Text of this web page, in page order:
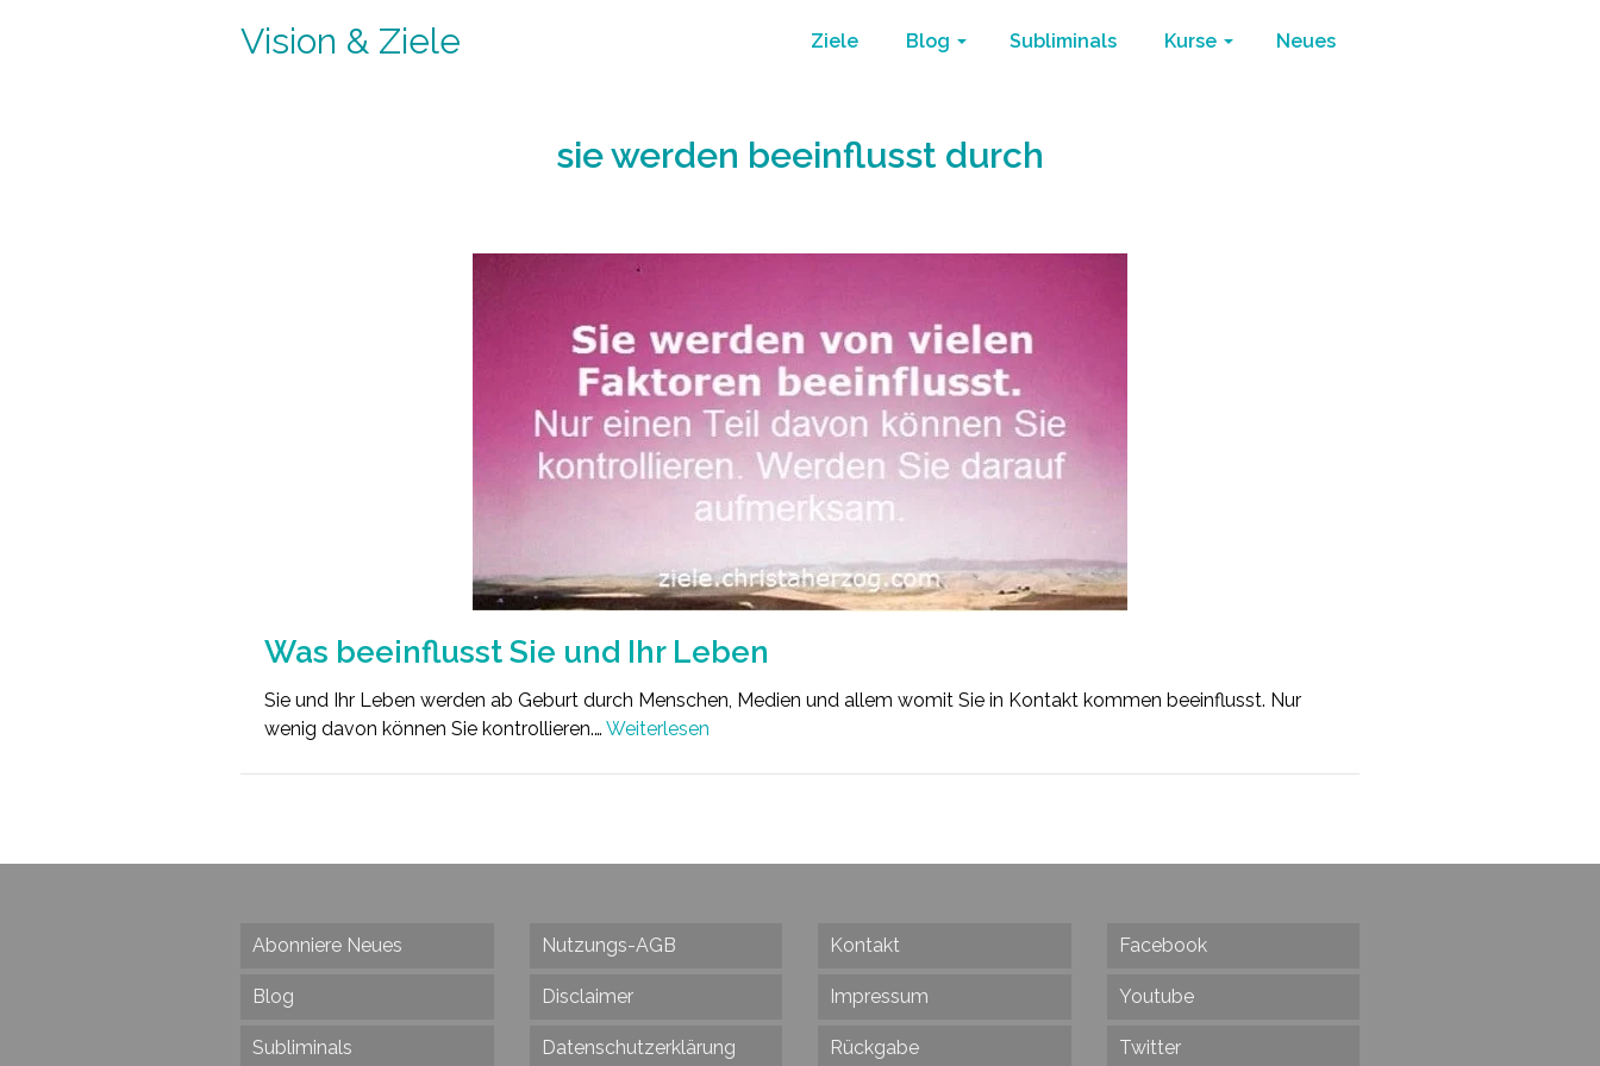
Vision & Ziele Ziele Blog Subliminals Kurse Neues
sie werden beeinflusst durch
Was beeinflusst Sie und Ihr Leben
Sie und Ihr Leben werden ab Geburt durch Menschen, Medien und allem womit Sie in Kontakt kommen beeinflusst. Nur
wenig davon können Sie kontrollieren.… Weiterlesen
Abonniere Neues
Blog
Subliminals
Nutzungs-AGB
Disclaimer
Datenschutzerklärung
Kontakt
Impressum
Rückgabe
Facebook
Youtube
Twitter